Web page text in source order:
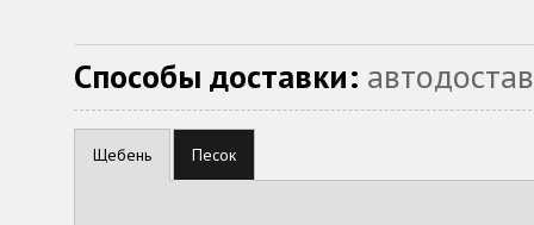
Способы доставки:
Щебень Песок